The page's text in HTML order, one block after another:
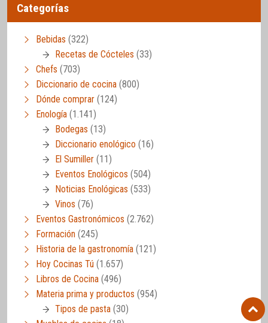
Categorías
Bebidas (322)
Recetas de Cócteles (33)
Chefs (703)
Diccionario de cocina (800)
Dónde comprar (124)
Enología (1.141)
Bodegas (13)
Diccionario enológico (16)
El Sumiller (11)
Eventos Enológicos (504)
Noticias Enológicas (533)
Vinos (76)
Eventos Gastronómicos (2.762)
Formación (245)
Historia de la gastronomía (121)
Hoy Cocinas Tú (1.657)
Libros de Cocina (496)
Materia prima y productos (954)
Tipos de pasta (30)